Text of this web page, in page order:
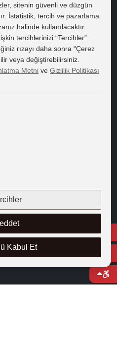
sitenin güvenli ve düzgün
İstatistik, tercih ve pazarlama
halinde kullanılacaktır.
tercihlerinizi “Tercihler”
rızayı daha sonra “Çerez
veya değiştirebilirsiniz.
Metni ve Gizlilik Politikası
Kabul Et